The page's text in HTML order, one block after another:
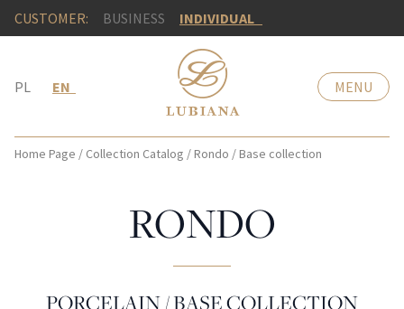
CUSTOMER: BUSINESS INDIVIDUAL
PL EN MENU
Home Page / Collection Catalog /Rondo /Base collection
RONDO
PORCELAIN / BASE COLLECTION